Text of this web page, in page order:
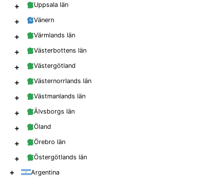
+ Uppsala län
+ Vänern
+ Värmlands län
+ Västerbottens län
+ Västergötland
+ Västernorrlands län
+ Västmanlands län
+ Älvsborgs län
+ Öland
+ Örebro län
+ Östergötlands län
+ Argentina